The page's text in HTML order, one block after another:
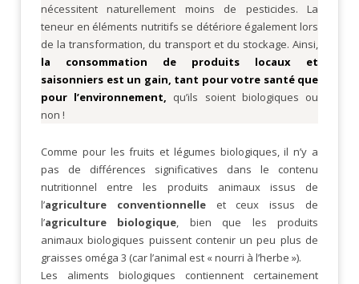
nécessitent naturellement moins de pesticides. La
teneur en éléments nutritifs se détériore également lors
de la transformation, du transport et du stockage. Ainsi,
la consommation de produits locaux et
saisonniers est un gain, tant pour votre santé que
pour l’environnement,
qu’ils soient biologiques ou
non !
Comme pour les fruits et légumes biologiques, il n’y a
pas de différences significatives dans le contenu
nutritionnel entre les produits animaux issus de
l’agriculture conventionnelle et ceux issus de
l’agriculture biologique , bien que les produits
animaux biologiques puissent contenir un peu plus de
graisses oméga 3 (car l’animal est « nourri à l’herbe »).
Les aliments biologiques contiennent certainement